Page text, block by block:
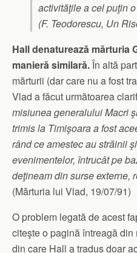
activităţile a cel puţin
(F. Teodorescu, Un
Hall denaturează mărturia
manieră similară.În altă
mărturii (dar care nu a fost
Vlad a făcut următoarea
misiunea generalului Macri
trimis la Timişoara a fost
rând ce amestec au străinii
evenimentelor, întrucât pe
deţineam din surse externe,
(Mărturia lui Vlad, 19/07/91)
O problem legată de acest
citeşte o pagină întreagă
din care Hall a tradus doar